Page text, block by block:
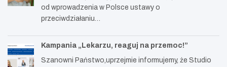
od wprowadzenia w Polsce ustawy o
przeciwdziałaniu…
Kampania „Lekarzu, reaguj na przemoc!”
Szanowni Państwo,uprzejmie informujemy, że Studio